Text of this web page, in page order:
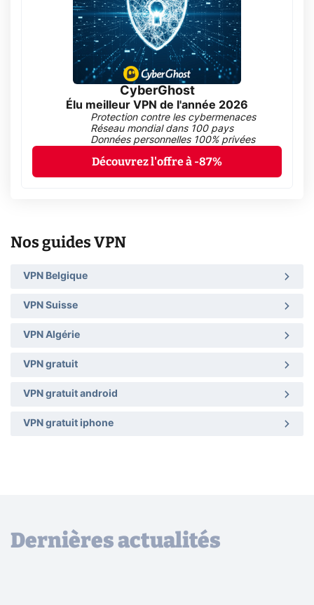
CyberGhost
Élu meilleur VPN de l'année 2026
Protection contre les cybermenaces
Réseau mondial dans 100 pays
Données personnelles 100% privées
Découvrez l'offre à -87%
Nos guides VPN
VPN Belgique
VPN Suisse
VPN Algérie
VPN gratuit
VPN gratuit android
VPN gratuit iphone
Dernières actualités